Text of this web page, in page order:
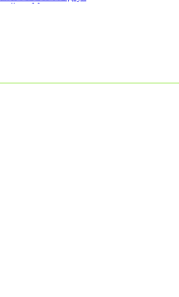
слойная Мультяшные